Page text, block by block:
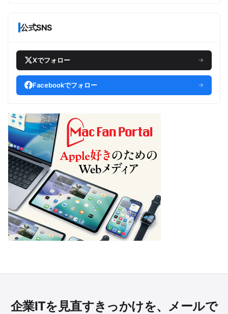
公式SNS
Xでフォロー →
Facebookでフォロー →
企業ITを見直すきっかけを、メールで